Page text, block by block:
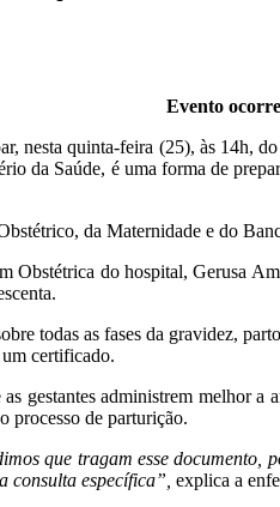
Evento
nesta quinta-feira (25), às 14h,
da Saúde, é uma forma de
da Maternidade e do
Obstétrica do hospital, Gerusa
todas as fases da gravidez,
certificado.
gestantes administrem melhor a
processo de parturição.
que tragam esse documento,
consulta específica”, explica a